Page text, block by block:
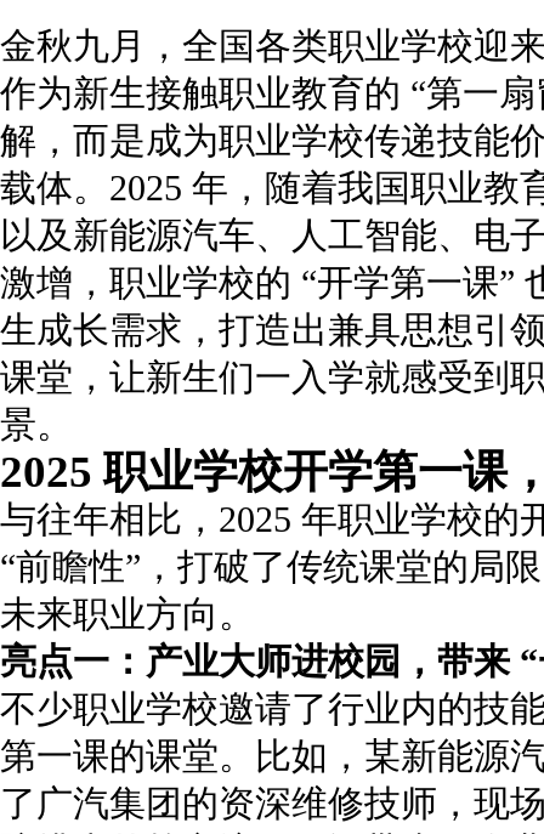
金秋九月，全国各类职业学校迎
作为新生接触职业教育的 “第一
解，而是成为职业学校传递技能
载体。2025 年，随着我国职业教
以及新能源汽车、人工智能、电
激增，职业学校的 “开学第一课”
生成长需求，打造出兼具思想引
课堂，让新生们一入学就感受到
景。
2025 职业学校开学第一课
与往年相比，2025 年职业学校的
“前瞻性”，打破了传统课堂的局
未来职业方向。
亮点一：产业大师进校园，带来
不少职业学校邀请了行业内的技
第一课的课堂。比如，某新能源
了广汽集团的资深维修技师，现